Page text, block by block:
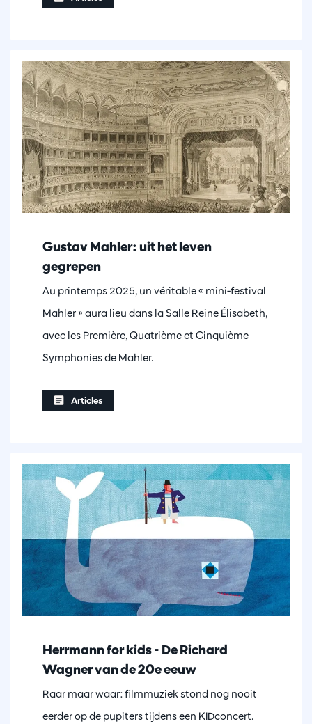
Gustav Mahler: uit het leven
gegrepen
Au printemps 2025, un véritable « mini-festival
Mahler » aura lieu dans la Salle Reine Élisabeth,
avec les Première, Quatrième et Cinquième
Symphonies de Mahler.
Articles
Herrmann for kids - De Richard
Wagner van de 20e eeuw
Raar maar waar: filmmuziek stond nog nooit
eerder op de pupiters tijdens een KIDconcert.